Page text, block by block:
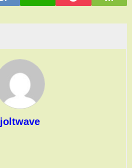
joltwave